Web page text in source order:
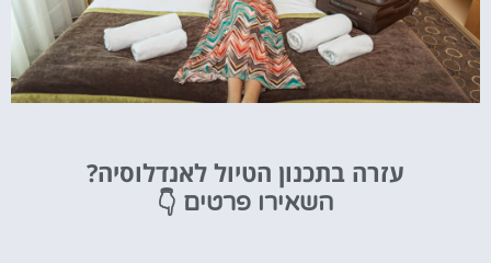
מציאת מלון
עזרה בתכנון הטיול לאנדלוסיה?
השאירו פרטים 👇